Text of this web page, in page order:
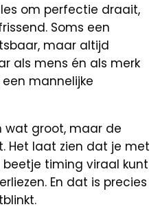
om perfectie draait,
Soms een
maar altijd
als mens én als merk
mannelijke
wat groot, maar de
Het laat zien dat je met
timing viraal kunt
En dat is precies